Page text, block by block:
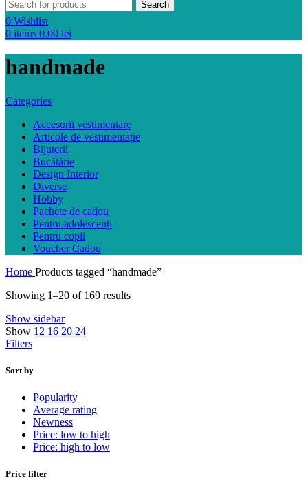
Search
0 Wishlist
0 items 0.00 lei
handmade
Categories
Accesorii vestimentare
Articole de vestimentație
Bijuterii
Bucătărie
Design Interior
Diverse
Hobby
Pachete de cadou
Pentru adolescenți
Pentru copii
Voucher Cadou
Home Products tagged “handmade”
Showing 1–20 of 169 results
Show sidebar
Show 12 16 20 24
Filters
Sort by
Popularity
Average rating
Newness
Price: low to high
Price: high to low
Price filter